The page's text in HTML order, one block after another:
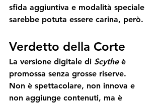
sfida aggiuntiva e modalità speciale
sarebbe potuta essere carina, però.
Verdetto della Corte
La versione digitale di Scythe è
promossa senza grosse riserve.
Non è spettacolare, non innova e
non aggiunge contenuti, ma è